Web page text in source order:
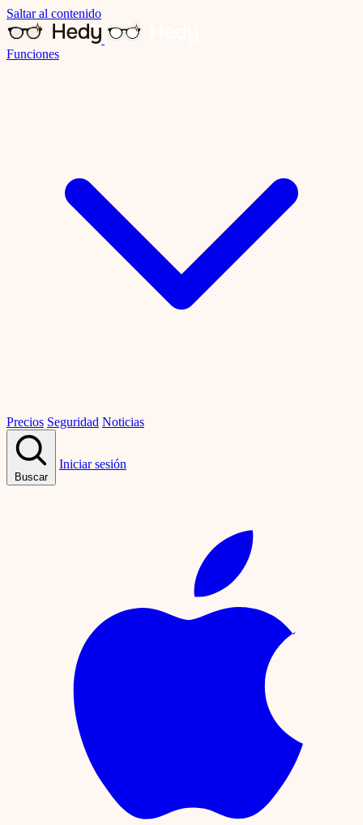
Saltar al contenido
Funciones
Precios Seguridad Noticias
Buscar
Iniciar sesión